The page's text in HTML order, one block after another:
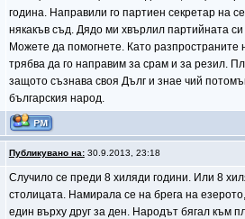
година. Направили го партиен секретар на
някакъв съд. Дядо ми хвърлил партийната
Можете да помогнете. Като
трябва да го направим за срам и за резил.
защото съзнава своя Дълг и знае чий
българския народ.
Публикувано на:30.9.2013, 23:18
Случило се преди 8 хиляди години. Или 8
столицата. Намирала се на брега на
един върху друг за ден. Народът бягал към